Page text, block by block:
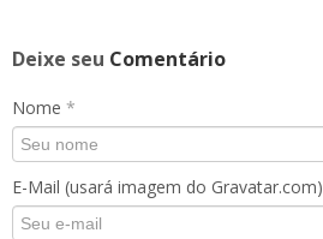
Deixe seu Comentário
Nome *
E-Mail (usará imagem do Gravatar.com)